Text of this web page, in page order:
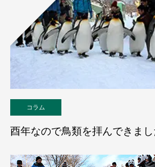
コラム
酉年なので鳥類を拝んできまし